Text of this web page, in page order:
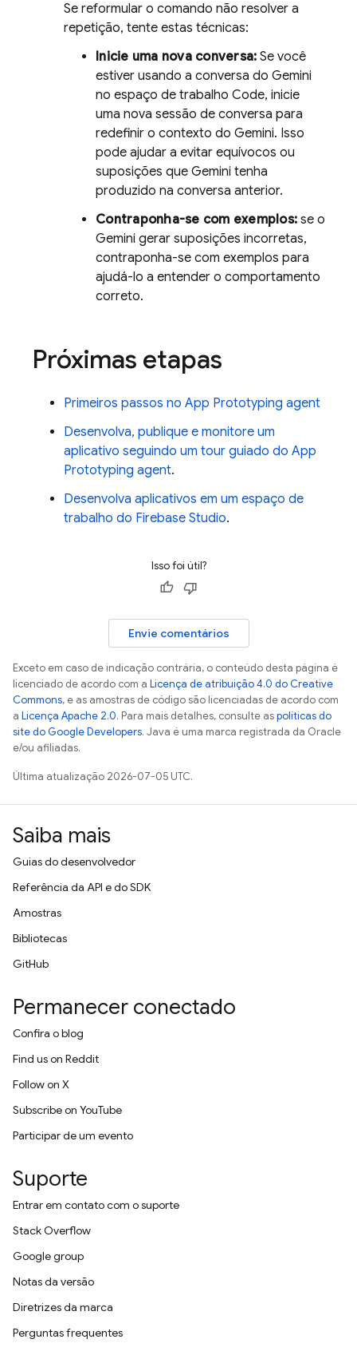
Se reformular o comando não resolver a
repetição, tente estas técnicas:
Inicie uma nova conversa: Se você
estiver usando a conversa do Gemini
no espaço de trabalho Code, inicie
uma nova sessão de conversa para
redefinir o contexto do Gemini. Isso
pode ajudar a evitar equívocos ou
suposições que Gemini tenha
produzido na conversa anterior.
Contraponha-se com exemplos: se o
Gemini gerar suposições incorretas,
contraponha-se com exemplos para
ajudá-lo a entender o comportamento
correto.
Próximas etapas
Primeiros passos no App Prototyping agent
Desenvolva, publique e monitore um
aplicativo seguindo um tour guiado do App
Prototyping agent.
Desenvolva aplicativos em um espaço de
trabalho do Firebase Studio.
Isso foi útil?
Envie comentários
Exceto em caso de indicação contrária, o conteúdo desta página é
licenciado de acordo com a Licença de atribuição 4.0 do Creative
Commons, e as amostras de código são licenciadas de acordo com
a Licença Apache 2.0. Para mais detalhes, consulte aspolíticas do
site do Google Developers. Java é uma marca registrada da Oracle
e/ou afiliadas.
Última atualização 2026-07-05 UTC.
Saiba mais
Guias do desenvolvedor
Referência da API e do SDK
Amostras
Bibliotecas
GitHub
Permanecer conectado
Confira o blog
Find us on Reddit
Follow on X
Subscribe on YouTube
Participar de um evento
Suporte
Entrar em contato com o suporte
Stack Overflow
Google group
Notas da versão
Diretrizes da marca
Perguntas frequentes